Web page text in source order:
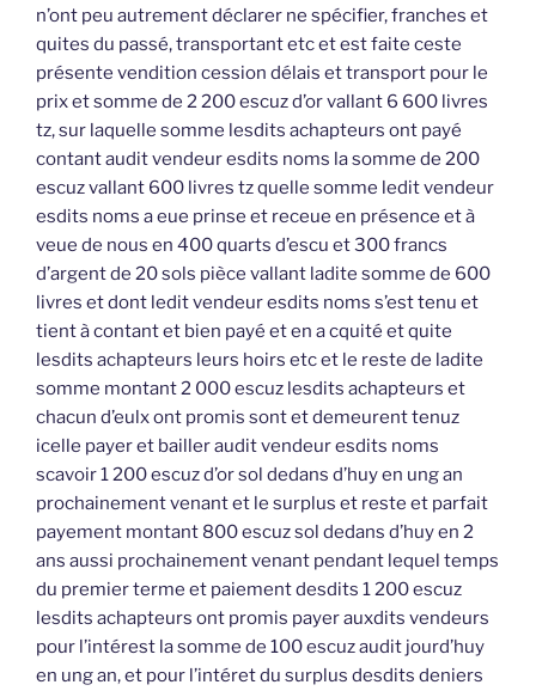
n’ont peu autrement déclarer ne spécifier, franches et
quites du passé, transportant etc et est faite ceste
présente vendition cession délais et transport pour le
prix et somme de 2 200 escuz d’or vallant 6 600 livres
tz, sur laquelle somme lesdits achapteurs ont payé
contant audit vendeur esdits noms la somme de 200
escuz vallant 600 livres tz quelle somme ledit vendeur
esdits noms a eue prinse et receue en présence et à
veue de nous en 400 quarts d’escu et 300 francs
d’argent de 20 sols pièce vallant ladite somme de 600
livres et dont ledit vendeur esdits noms s’est tenu et
tient à contant et bien payé et en a cquité et quite
lesdits achapteurs leurs hoirs etc et le reste de ladite
somme montant 2 000 escuz lesdits achapteurs et
chacun d’eulx ont promis sont et demeurent tenuz
icelle payer et bailler audit vendeur esdits noms
scavoir 1 200 escuz d’or sol dedans d’huy en ung an
prochainement venant et le surplus et reste et parfait
payement montant 800 escuz sol dedans d’huy en 2
ans aussi prochainement venant pendant lequel temps
du premier terme et paiement desdits 1 200 escuz
lesdits achapteurs ont promis payer auxdits vendeurs
pour l’intérest la somme de 100 escuz audit jourd’huy
en ung an, et pour l’intéret du surplus desdits deniers